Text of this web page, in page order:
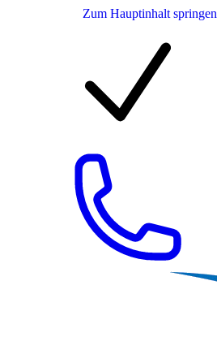
Zum Hauptinhalt springen